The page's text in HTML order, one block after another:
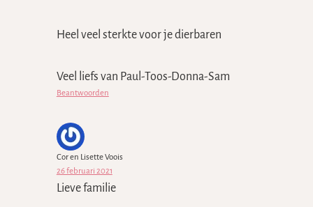
Heel veel sterkte voor je dierbaren
Veel liefs van Paul-Toos-Donna-Sam
Beantwoorden
Cor en Lisette Voois
26 februari 2021
Lieve familie